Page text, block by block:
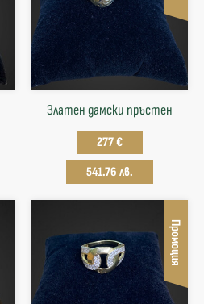
Златен дамски пръстен
277 €
541.76 лв.
Промоция